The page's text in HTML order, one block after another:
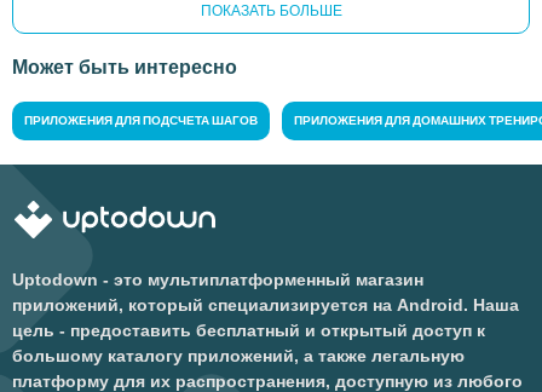
ПОКАЗАТЬ БОЛЬШЕ
Может быть интересно
ПРИЛОЖЕНИЯ ДЛЯ ПОДСЧЕТА ШАГОВ ПРИЛОЖЕНИЯ ДЛЯ ДОМАШНИХ
Uptodown - это мультиплатформенный магазин
приложений, который специализируется на Android. Наша
цель - предоставить бесплатный и открытый доступ к
большому каталогу приложений, а также легальную
платформу для их распространения, доступную из любого